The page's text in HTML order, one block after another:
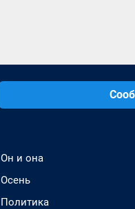
Он и она
Осень
Политика